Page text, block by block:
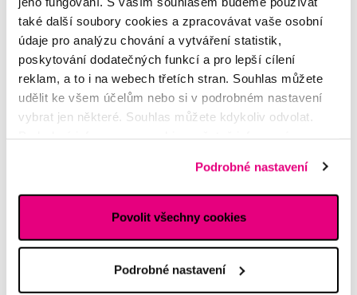
také další soubory cookies a zpracovávat vaše osobní
údaje pro analýzu chování a vytváření statistik,
poskytování dodatečných funkcí a pro lepší cílení
reklam, a to i na webech třetích stran. Souhlas můžete
udělit ke všem účelům nebo si v podrobném nastavení
vybrat jen některé. Souhlas můžete kdykoliv odvolat.
Podrobné nastavení
Povolit všechny cookies
Podrobné nastavení
Potřebujete poradit?
Napište našim odborníkům
Odborná zubní konzultace –
parodontologie